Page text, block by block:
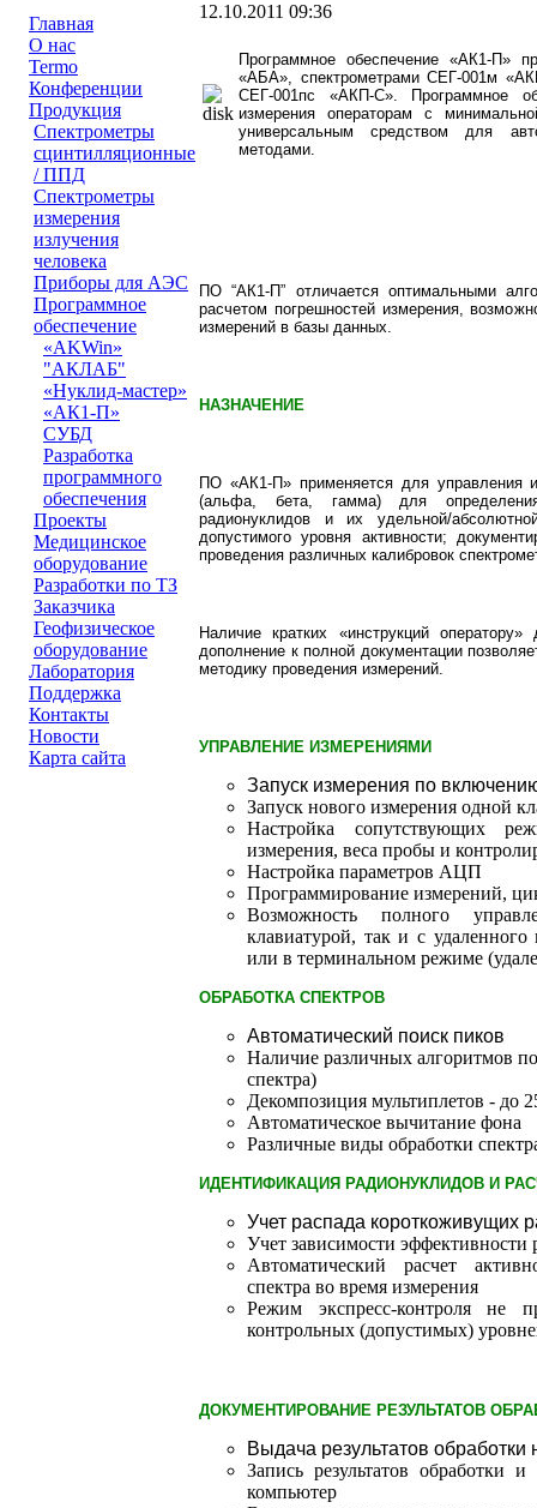
Главная
О нас
Termo
Конференции
Продукция
Cпектрометры
сцинтилляционные
/ ППД
Cпектрометры
измерения
излучения
человека
Приборы для АЭС
Программное
обеспечение
«AKWin»
"АКЛАБ"
«Нуклид-мастер»
«АК1-П»
СУБД
Разработка
программного
обеспечения
Проeкты
Медицинское
оборудование
Разработки по ТЗ
Заказчика
Геофизическое
оборудование
Лаборатория
Поддержка
Контакты
Новости
Карта сайта
12.10.2011 09:36
Программное обеспечение «АК1-П»
«АБА», спектрометрами СЕГ-001м
СЕГ-001пс «АКП-С». Программное
измерения операторам с
универсальным средством для
методами.
ПО “АК1-П” отличается оптимальными
расчетом погрешностей измерения,
измерений в базы данных.
НАЗНАЧЕНИЕ
ПО «АК1-П» применяется для управления
(альфа, бета, гамма) для
радионуклидов и их удельной/
допустимого уровня активности;
проведения различных калибровок
Наличие кратких «инструкций
дополнение к полной документации
методику проведения измерений.
УПРАВЛЕНИЕ ИЗМЕРЕНИЯМИ
Запуск измерения по
Запуск нового измерения одной
Настройка сопутствующих
измерения, веса пробы и
Настройка параметров АЦП
Программирование измерений,
Возможность полного
клавиатурой, так и с
или в терминальном режиме
ОБРАБОТКА СПЕКТРОВ
Автоматический поиск пиков
Наличие различных алгоритмов
спектра)
Декомпозиция мультиплетов - до
Автоматическое вычитание фона
Различные виды обработки
ИДЕНТИФИКАЦИЯ РАДИОНУКЛИДОВ И
Учет распада короткоживущих
Учет зависимости
Автоматический расчет
спектра во время измерения
Режим экспресс-контроля не
контрольных (допустимых)
ДОКУМЕНТИРОВАНИЕ РЕЗУЛЬТАТОВ
Выдача результатов
Запись результатов обработки
компьютер